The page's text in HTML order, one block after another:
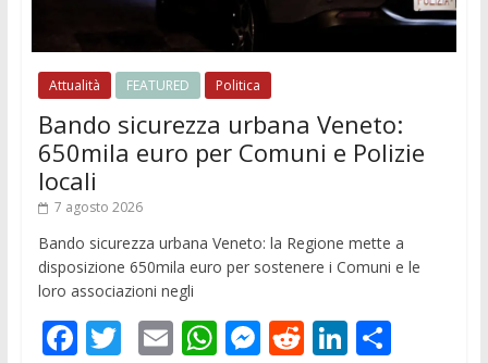
Attualità FEATURED Politica
Bando sicurezza urbana Veneto:
650mila euro per Comuni e Polizie
locali
7 agosto 2026
Bando sicurezza urbana Veneto: la Regione mette a
disposizione 650mila euro per sostenere i Comuni e le
loro associazioni negli
F T E W M R Li C